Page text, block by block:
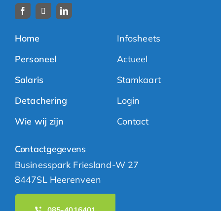
Home
Personeel
Salaris
Detachering
Wie wij zijn
Infosheets
Actueel
Stamkaart
Login
Contact
Contactgegevens
Businesspark Friesland-W 27
8447SL Heerenveen